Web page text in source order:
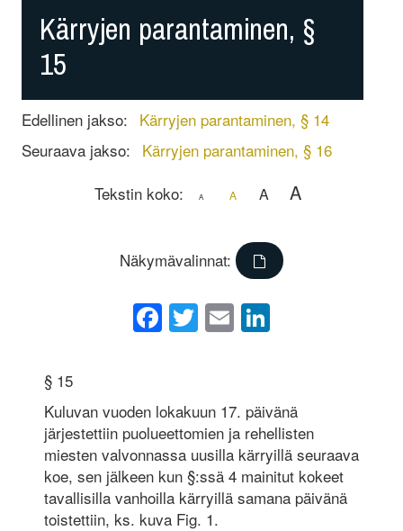
Kärryjen parantaminen, §
15
Edellinen jakso: Kärryjen parantaminen, § 14
Seuraava jakso: Kärryjen parantaminen, § 16
Tekstin koko:
A A A A
Näkymävalinnat:
Facebook
Twitter
Email
§ 15
Kuluvan vuoden lokakuun 17. päivänä
järjestettiin puolueettomien ja rehellisten
miesten valvonnassa uusilla kärryillä seuraava
koe, sen jälkeen kun §:ssä 4 mainitut kokeet
tavallisilla vanhoilla kärryillä samana päivänä
toistettiin, ks. kuva Fig. 1.